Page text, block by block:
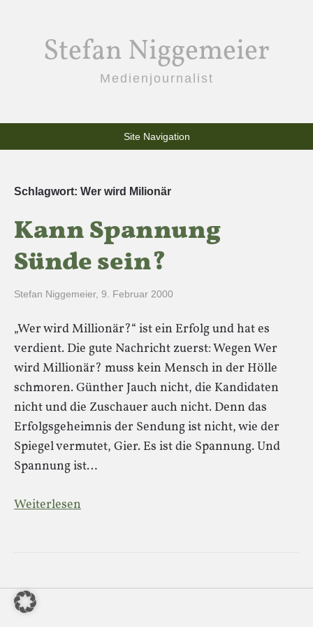
Stefan Niggemeier
Medienjournalist
Site Navigation
Schlagwort: Wer wird Milionär
Kann Spannung
Sünde sein?
Stefan Niggemeier, 9. Februar 2000
„Wer wird Millionär?“ ist ein Erfolg und hat es
verdient. Die gute Nachricht zuerst: Wegen Wer
wird Millionär? muss kein Mensch in der Hölle
schmoren. Günther Jauch nicht, die Kandidaten
nicht und die Zuschauer auch nicht. Denn das
Erfolgsgeheimnis der Sendung ist nicht, wie der
Spiegel vermutet, Gier. Es ist die Spannung. Und
Spannung ist…
Weiterlesen